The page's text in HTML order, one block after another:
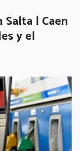
| Caen
y el